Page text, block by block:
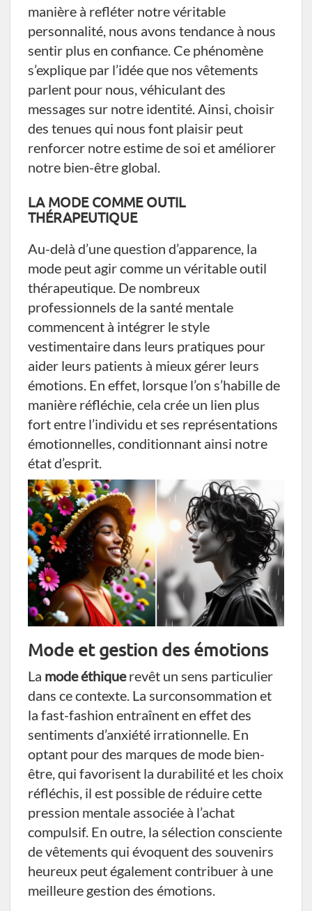
manière à refléter notre véritable
personnalité, nous avons tendance à nous
sentir plus en confiance. Ce phénomène
s’explique par l’idée que nos vêtements
parlent pour nous, véhiculant des
messages sur notre identité. Ainsi, choisir
des tenues qui nous font plaisir peut
renforcer notre estime de soi et améliorer
notre bien-être global.
LA MODE COMME OUTIL
THÉRAPEUTIQUE
Au-delà d’une question d’apparence, la
mode peut agir comme un véritable outil
thérapeutique. De nombreux
professionnels de la santé mentale
commencent à intégrer le style
vestimentaire dans leurs pratiques pour
aider leurs patients à mieux gérer leurs
émotions. En effet, lorsque l’on s’habille de
manière réfléchie, cela crée un lien plus
fort entre l’individu et ses représentations
émotionnelles, conditionnant ainsi notre
état d’esprit.
Mode et gestion des émotions
La mode éthiquerevêt un sens particulier
dans ce contexte. La surconsommation et
la fast-fashion entraînent en effet des
sentiments d’anxiété irrationnelle. En
optant pour des marques de mode bien-
être, qui favorisent la durabilité et les choix
réfléchis, il est possible de réduire cette
pression mentale associée à l’achat
compulsif. En outre, la sélection consciente
de vêtements qui évoquent des souvenirs
heureux peut également contribuer à une
meilleure gestion des émotions.